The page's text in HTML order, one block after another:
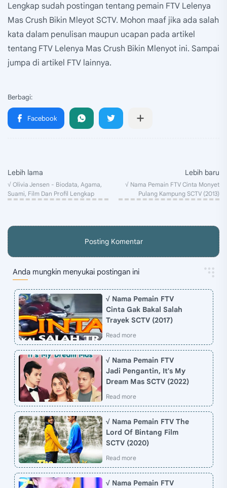
Lengkap sudah postingan tentang pemain FTV Lelenya
Mas Crush Bikin Mleyot SCTV. Mohon maaf jika ada salah
kata dalam penulisan maupun ucapan pada artikel
tentang FTV Lelenya Mas Crush Bikin Mlenyot ini. Sampai
jumpa di artikel FTV lainnya.
Posting Komentar
Anda mungkin menyukai postingan ini
√ Nama Pemain FTV
Cinta Gak Bakal Salah
Trayek SCTV (2017)
√ Nama Pemain FTV
Jadi Pengantin, It's My
Dream Mas SCTV (2022)
√ Nama Pemain FTV The
Lord Of Bintang Film
SCTV (2020)
√ Nama Pemain FTV